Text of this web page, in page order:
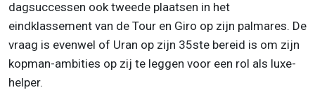
dagsuccessen ook tweede plaatsen in het
eindklassement van de Tour en Giro op zijn palmares. De
vraag is evenwel of Uran op zijn 35ste bereid is om zijn
kopman-ambities op zij te leggen voor een rol als luxe-
helper.